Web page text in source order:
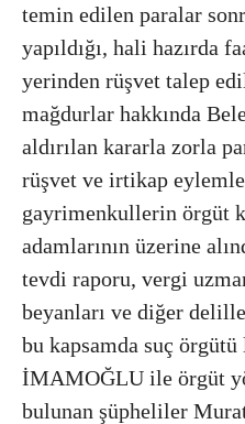
temin edilen paralar
yapıldığı, hali hazırda
yerinden rüşvet talep
mağdurlar hakkında
aldırılan kararla zorla
rüşvet ve irtikap
gayrimenkullerin örgüt
adamlarının üzerine
tevdi raporu, vergi
beyanları ve diğer
bu kapsamda suç
İMAMOĞLU ile örgüt
bulunan şüpheliler